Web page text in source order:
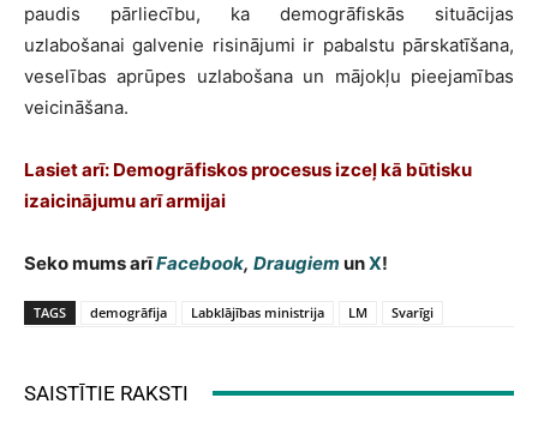
paudis pārliecību, ka demogrāfiskās situācijas
uzlabošanai galvenie risinājumi ir pabalstu pārskatīšana,
veselības aprūpes uzlabošana un mājokļu pieejamības
veicināšana.
Lasiet arī: Demogrāfiskos procesus izceļ kā būtisku
izaicinājumu arī armijai
Seko mums arīFacebook, Draugiem unX!
TAGS demogrāfija Labklājības ministrija LM Svarīgi
SAISTĪTIE RAKSTI